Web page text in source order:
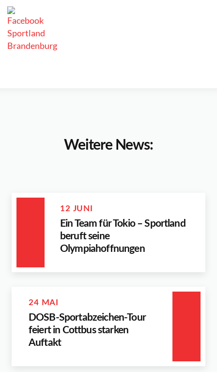
Weitere News:
12 JUNI
Ein Team für Tokio – Sportland
beruft seine
Olympiahoffnungen
24 MAI
DOSB-Sportabzeichen-Tour
feiert in Cottbus starken
Auftakt